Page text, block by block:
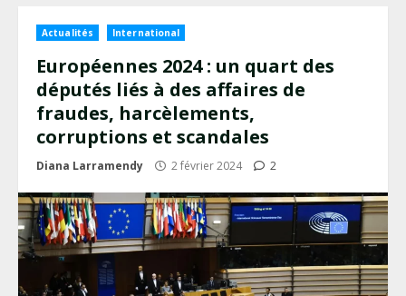
Actualités International
Européennes 2024 : un quart des
députés liés à des affaires de
fraudes, harcèlements,
corruptions et scandales
Diana Larramendy 2 février 2024 2